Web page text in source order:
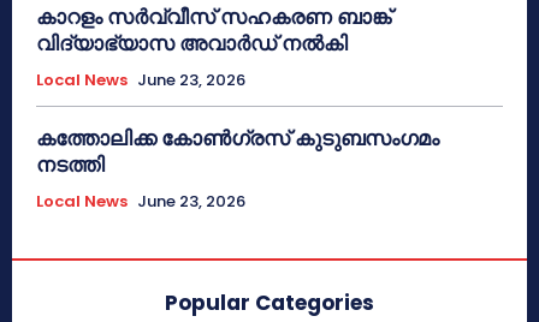
കാറളം സർവ്വീസ് സഹകരണ ബാങ്ക്
വിദ്യാഭ്യാസ അവാർഡ് നൽകി
Local News June 23, 2026
കത്തോലിക്ക കോൺഗ്രസ് കുടുബസംഗമം
നടത്തി
Local News June 23, 2026
Popular Categories